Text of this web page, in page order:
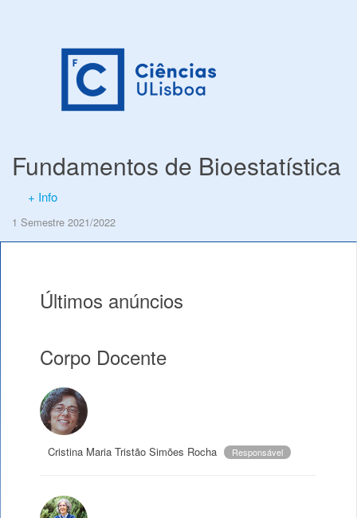
Fundamentos de Bioestatística
+ Info
1 Semestre 2021/2022
Últimos anúncios
Corpo Docente
Cristina Maria Tristão Simões Rocha Responsável